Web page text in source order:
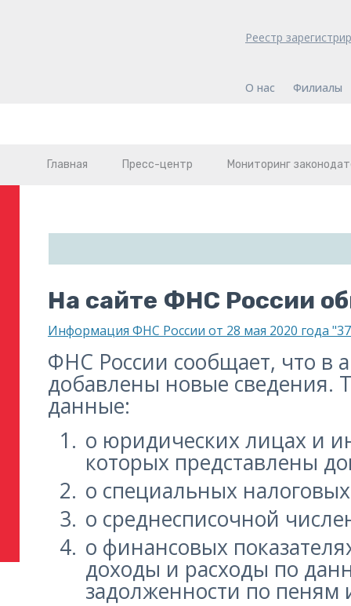
Реестр
О нас Филиалы
Главная Пресс-центр Мониторинг
На сайте ФНС России
Информация ФНС России от 28 мая 2020 года
ФНС России сообщает, что в
добавлены новые сведения.
данные:
о юридических лицах и
которых представлены
о специальных
о среднесписочной
о финансовых
доходы и расходы по
задолженности по пеням